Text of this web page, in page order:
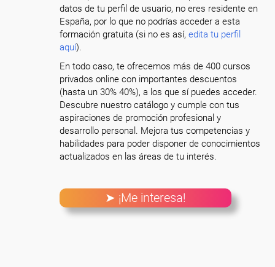
datos de tu perfil de usuario, no eres residente en
España, por lo que no podrías acceder a esta
formación gratuita (si no es así,edita tu perfil
aquí).
En todo caso, te ofrecemos más de 400 cursos
privados online con importantes descuentos
(hasta un 30% 40%), a los que sí puedes acceder.
Descubre nuestro catálogo y cumple con tus
aspiraciones de promoción profesional y
desarrollo personal. Mejora tus competencias y
habilidades para poder disponer de conocimientos
actualizados en las áreas de tu interés.
➤ ¡Me interesa!